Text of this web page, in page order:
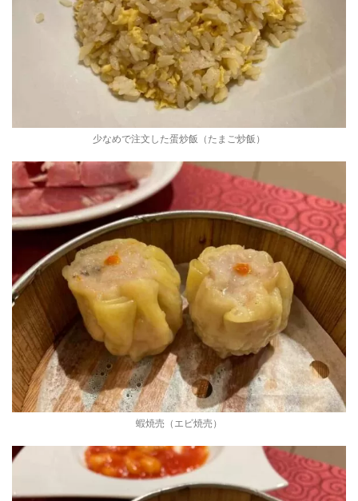
少なめで注文した蛋炒飯（たまご炒飯）
蝦焼売（エビ焼売）